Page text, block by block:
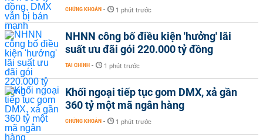
CHỨNG KHOÁN - 1 phút trước
NHNN công bố điều kiện 'hưởng' lãi
suất ưu đãi gói 220.000 tỷ đồng
TÀI CHÍNH - 1 phút trước
Khối ngoại tiếp tục gom DMX, xả gần
360 tỷ một mã ngân hàng
CHỨNG KHOÁN - 1 phút trước